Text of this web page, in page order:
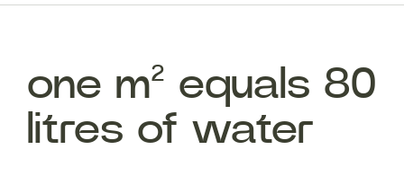
one m² equals 80
litres of water